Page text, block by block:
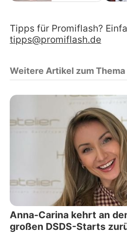
Tipps für Promiflash?
tipps@promiflash.de
Weitere Artikel zum Thema
Anna-Carina kehrt an
großen DSDS-Starts